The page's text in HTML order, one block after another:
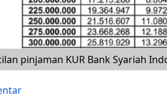
pinjaman KUR Bank Syariah